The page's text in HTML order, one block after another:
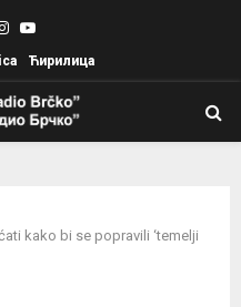
Instagram
Youtube
Ћирилица
kako bi se popravili ‘temelji